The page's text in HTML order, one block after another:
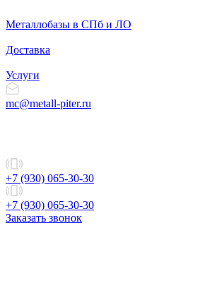
Металлобазы в СПб и ЛО
Доставка
Услуги
mc@metall-piter.ru
+7 (930) 065-30-30
+7 (930) 065-30-30
Заказать звонок